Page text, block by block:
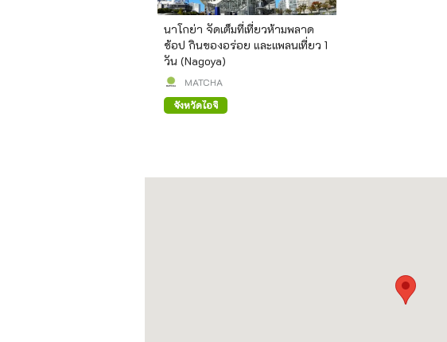
นาโกย่า จัดเต็มที่เที่ยวห้ามพลาด
ช้อป กินของอร่อย และแพลนเที่ยว 1
วัน (Nagoya)
MATCHA
จังหวัดไอจิ